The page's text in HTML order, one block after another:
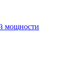
мощности